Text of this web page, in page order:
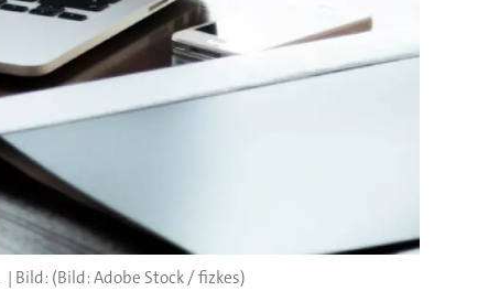
(Bild: Adobe Stock / fizkes)